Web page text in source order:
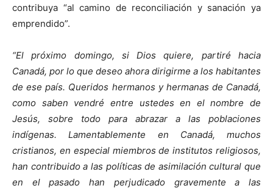
contribuya “al camino de reconciliación y sanación ya
emprendido”.
“El próximo domingo, si Dios quiere, partiré hacia
Canadá, por lo que deseo ahora dirigirme a los habitantes
de ese país. Queridos hermanos y hermanas de Canadá,
como saben vendré entre ustedes en el nombre de
Jesús, sobre todo para abrazar a las poblaciones
indígenas. Lamentablemente en Canadá, muchos
cristianos, en especial miembros de institutos religiosos,
han contribuido a las políticas de asimilación cultural que
en el pasado han perjudicado gravemente a las